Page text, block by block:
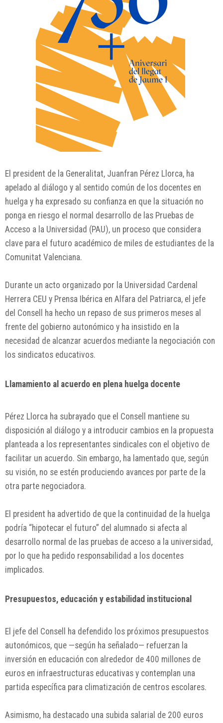
El president de la Generalitat, Juanfran Pérez Llorca, ha
apelado al diálogo y al sentido común de los docentes en
huelga y ha expresado su confianza en que la situación no
ponga en riesgo el normal desarrollo de las Pruebas de
Acceso a la Universidad (PAU), un proceso que considera
clave para el futuro académico de miles de estudiantes de la
Comunitat Valenciana.
Durante un acto organizado por la Universidad Cardenal
Herrera CEU y Prensa Ibérica en Alfara del Patriarca, el jefe
del Consell ha hecho un repaso de sus primeros meses al
frente del gobierno autonómico y ha insistido en la
necesidad de alcanzar acuerdos mediante la negociación con
los sindicatos educativos.
Llamamiento al acuerdo en plena huelga docente
Pérez Llorca ha subrayado que el Consell mantiene su
disposición al diálogo y a introducir cambios en la propuesta
planteada a los representantes sindicales con el objetivo de
facilitar un acuerdo. Sin embargo, ha lamentado que, según
su visión, no se estén produciendo avances por parte de la
otra parte negociadora.
El president ha advertido de que la continuidad de la huelga
podría “hipotecar el futuro” del alumnado si afecta al
desarrollo normal de las pruebas de acceso a la universidad,
por lo que ha pedido responsabilidad a los docentes
implicados.
Presupuestos, educación y estabilidad institucional
El jefe del Consell ha defendido los próximos presupuestos
autonómicos, que —según ha señalado— refuerzan la
inversión en educación con alrededor de 400 millones de
euros en infraestructuras educativas y contemplan una
partida específica para climatización de centros escolares.
Asimismo, ha destacado una subida salarial de 200 euros